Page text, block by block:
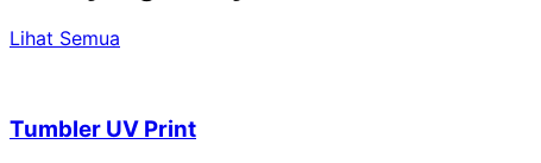
Lihat Semua
Tumbler UV Print